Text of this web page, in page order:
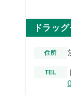
ドラッ
住所
TEL